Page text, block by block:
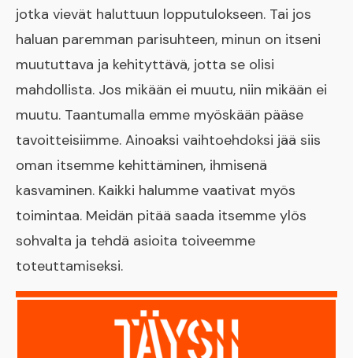
jotka vievät haluttuun lopputulokseen. Tai jos
haluan paremman parisuhteen, minun on itseni
muututtava ja kehityttävä, jotta se olisi
mahdollista. Jos mikään ei muutu, niin mikään ei
muutu. Taantumalla emme myöskään pääse
tavoitteisiimme. Ainoaksi vaihtoehdoksi jää siis
oman itsemme kehittäminen, ihmisenä
kasvaminen. Kaikki halumme vaativat myös
toimintaa. Meidän pitää saada itsemme ylös
sohvalta ja tehdä asioita toiveemme
toteuttamiseksi.